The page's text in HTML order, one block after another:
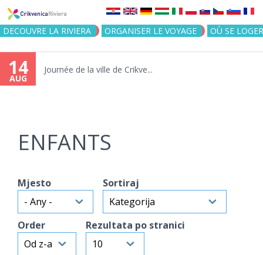
Jump to navigation
DECOUVRE LA RIVIERA ORGANISER LE VOYAGE OÙ SE LOGER
14
AUG
Journée de la ville de Crikve...
ENFANTS
Mjesto Sortiraj
Order Rezultata po stranici